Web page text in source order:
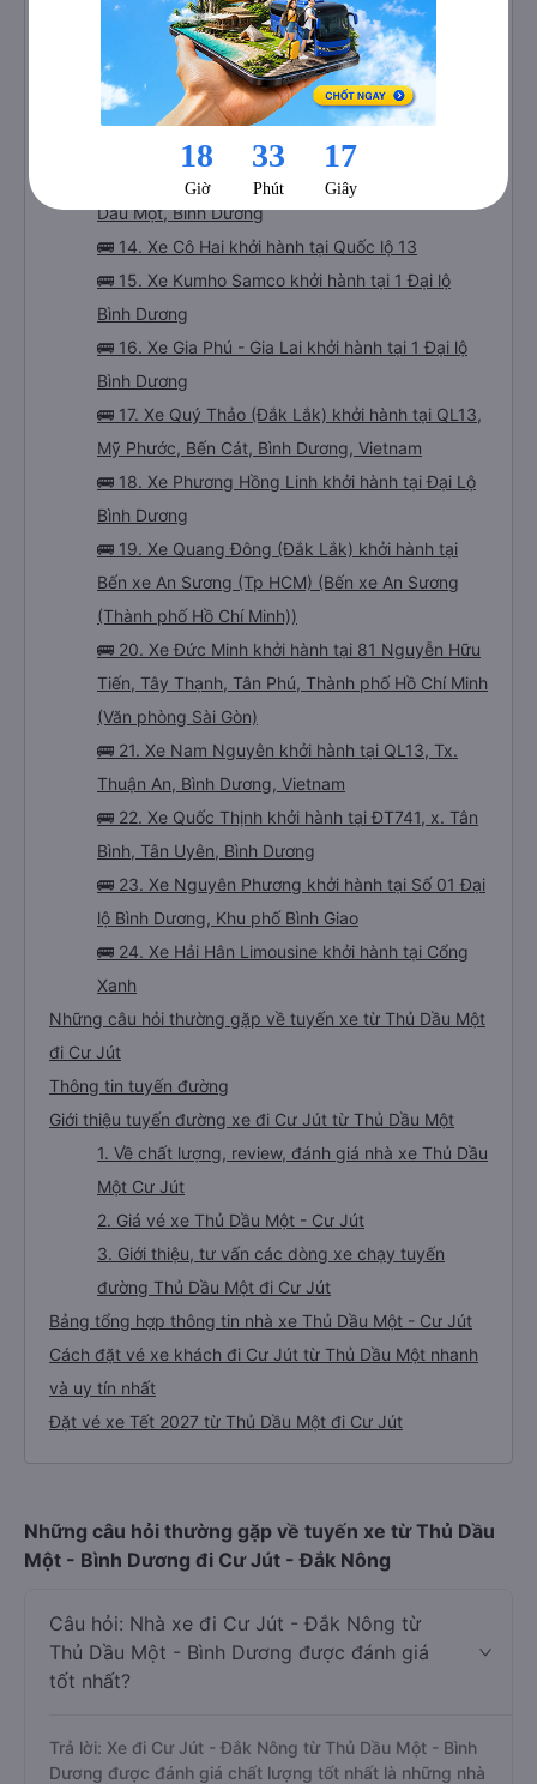
Thuận An, Bình Dương, Vietnam
🚌 11. Xe Tuấn Trung khởi hành tại Quốc Lộ 13
🚌 12. Xe An Phát Kbang (Gia Lai) khởi hành tại
574 Đại lộ Bình Dương, Hiệp Thành, TX. Thủ Dầu
Một, Bình Dương, Vietnam
🚌 13. Xe Long Vân Limousine khởi hành tại Thủ
Dầu Một, Bình Dương
🚌 14. Xe Cô Hai khởi hành tại Quốc lộ 13
🚌 15. Xe Kumho Samco khởi hành tại 1 Đại lộ
Bình Dương
🚌 16. Xe Gia Phú - Gia Lai khởi hành tại 1 Đại lộ
Bình Dương
🚌 17. Xe Quý Thảo (Đắk Lắk) khởi hành tại QL13,
Mỹ Phước, Bến Cát, Bình Dương, Vietnam
🚌 18. Xe Phương Hồng Linh khởi hành tại Đại Lộ
Bình Dương
🚌 19. Xe Quang Đông (Đắk Lắk) khởi hành tại
Bến xe An Sương (Tp HCM) (Bến xe An Sương
(Thành phố Hồ Chí Minh))
🚌 20. Xe Đức Minh khởi hành tại 81 Nguyễn Hữu
Tiến, Tây Thạnh, Tân Phú, Thành phố Hồ Chí Minh
(Văn phòng Sài Gòn)
🚌 21. Xe Nam Nguyên khởi hành tại QL13, Tx.
Thuận An, Bình Dương, Vietnam
🚌 22. Xe Quốc Thịnh khởi hành tại ĐT741, x. Tân
Bình, Tân Uyên, Bình Dương
🚌 23. Xe Nguyên Phương khởi hành tại Số 01 Đại
lộ Bình Dương, Khu phố Bình Giao
🚌 24. Xe Hải Hân Limousine khởi hành tại Cổng
Xanh
Những câu hỏi thường gặp về tuyến xe từ Thủ Dầu Một
đi Cư Jút
Thông tin tuyến đường
Giới thiệu tuyến đường xe đi Cư Jút từ Thủ Dầu Một
1. Về chất lượng, review, đánh giá nhà xe Thủ Dầu
Một Cư Jút
2. Giá vé xe Thủ Dầu Một - Cư Jút
3. Giới thiệu, tư vấn các dòng xe chạy tuyến
đường Thủ Dầu Một đi Cư Jút
Bảng tổng hợp thông tin nhà xe Thủ Dầu Một - Cư Jút
Cách đặt vé xe khách đi Cư Jút từ Thủ Dầu Một nhanh
và uy tín nhất
Đặt vé xe Tết 2027 từ Thủ Dầu Một đi Cư Jút
Những câu hỏi thường gặp về tuyến xe từ Thủ Dầu
Một - Bình Dương đi Cư Jút - Đắk Nông
Câu hỏi: Nhà xe đi Cư Jút - Đắk Nông từ
Thủ Dầu Một - Bình Dương được đánh giá
tốt nhất?
Trả lời: Xe đi Cư Jút - Đắk Nông từ Thủ Dầu Một - Bình
Dương được đánh giá chất lượng tốt nhất là những nhà